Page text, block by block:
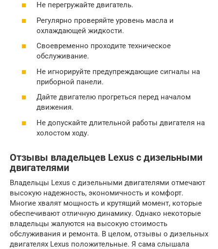
Не перегружайте двигатель.
Регулярно проверяйте уровень масла и
охлаждающей жидкости.
Своевременно проходите техническое
обслуживание.
Не игнорируйте предупреждающие сигналы на
приборной панели.
Дайте двигателю прогреться перед началом
движения.
Не допускайте длительной работы двигателя на
холостом ходу.
Отзывы владельцев Lexus с дизельными
двигателями
Владельцы Lexus с дизельными двигателями отмечают
высокую надежность, экономичность и комфорт.
Многие хвалят мощность и крутящий момент, которые
обеспечивают отличную динамику. Однако некоторые
владельцы жалуются на высокую стоимость
обслуживания и ремонта. В целом, отзывы о дизельных
двигателях Lexus положительные. Я сама слышала